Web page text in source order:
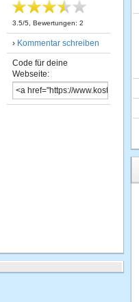
3.5/5 , Bewertungen: 2
› Kommentar schreiben
Code für deine
Webseite: